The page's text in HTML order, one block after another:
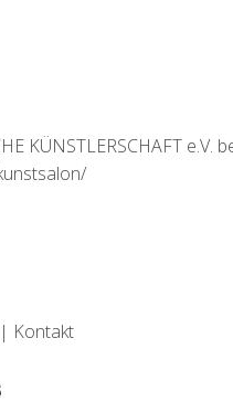
KÜNSTLERSCHAFT e.V.
| Kontakt